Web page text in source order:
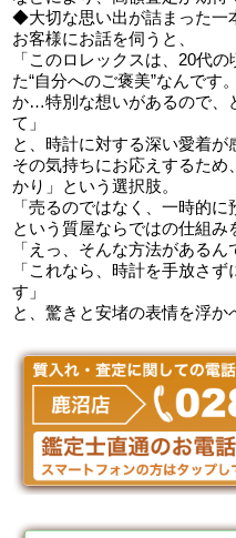
◆大切な思い出が詰まった一
お客様にお話を伺うと、
「このロレックスは、20代
た“自分へのご褒美”なんです
か…特別な想いがあるので、
て」
と、時計に対する深い愛着が
その気持ちにお応えするた
かり」という選択肢。
「売るのではなく、一時的
という質屋ならではの仕組み
「えっ、そんな方法がある
「これなら、時計を手放さ
す」
と、驚きと安堵の表情を浮か